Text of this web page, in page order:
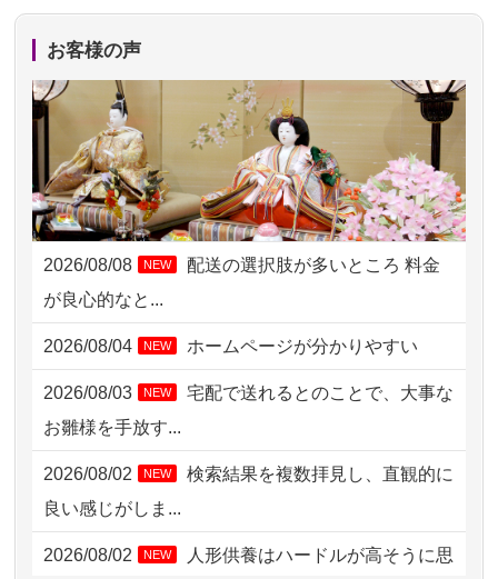
2026/08/06 17:56
2026/08/06 10:06 茨城県の方からお申込み
2026/08/06 09:17 三重県の方からお申込み
2026/08/06 06:48 横浜市の方からお申込み
2026/08/05 15:07 東京都の方からお申込み
2026/08/05 11:33 神奈川の方からお申込み
2026/08/04 00:38 中野区の方からお申込み
2026/08/03 21:17
2026/08/02 18:47 虎ノ門の方からお申込み
お客様の声
2026/08/08 NEW
配送の選択肢が多いところ 料金
が良心的なと...
2026/08/04 NEW ホームページが分かりやすい
2026/08/03 NEW
宅配で送れるとのことで、大事な
お雛様を手放す...
2026/08/02 NEW
検索結果を複数拝見し、直観的に
良い感じがしま...
2026/08/02 NEW
人形供養はハードルが高そうに思